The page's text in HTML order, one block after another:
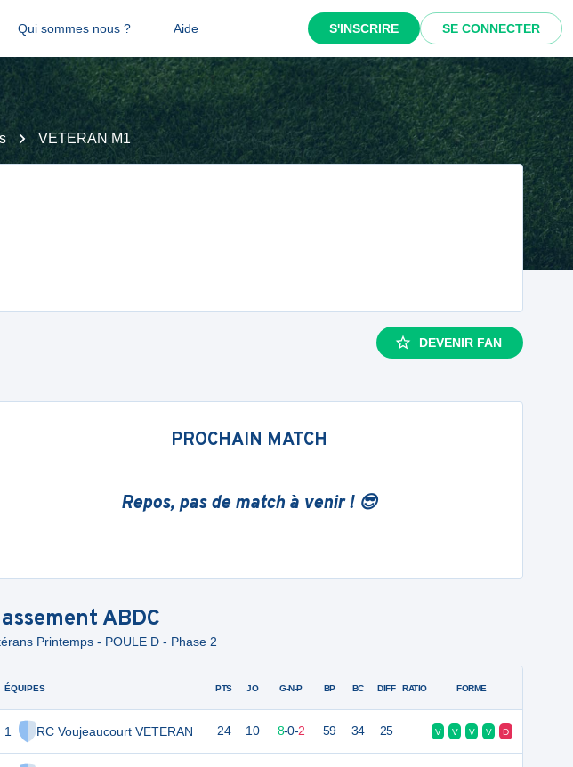
Qui sommes nous ? Aide S'INSCRIRE SE CONNECTER
VETERAN M1
DEVENIR FAN
PROCHAIN MATCH
Repos, pas de match à venir ! 😎
ABDC
Printemps - POULE D - Phase 2
ÉQUIPES
1 RC Voujeaucourt VETERAN
PTS JO G-N-P BP BC DIFF RATIO FORME
24 10 8-0-2 59 34 25 V V V V D